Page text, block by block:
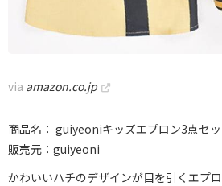
via amazon.co.jp
商品名： guiyeoniキッズエプロン3点セ
販売元：guiyeoni
かわいいハチのデザインが目を引くエプ